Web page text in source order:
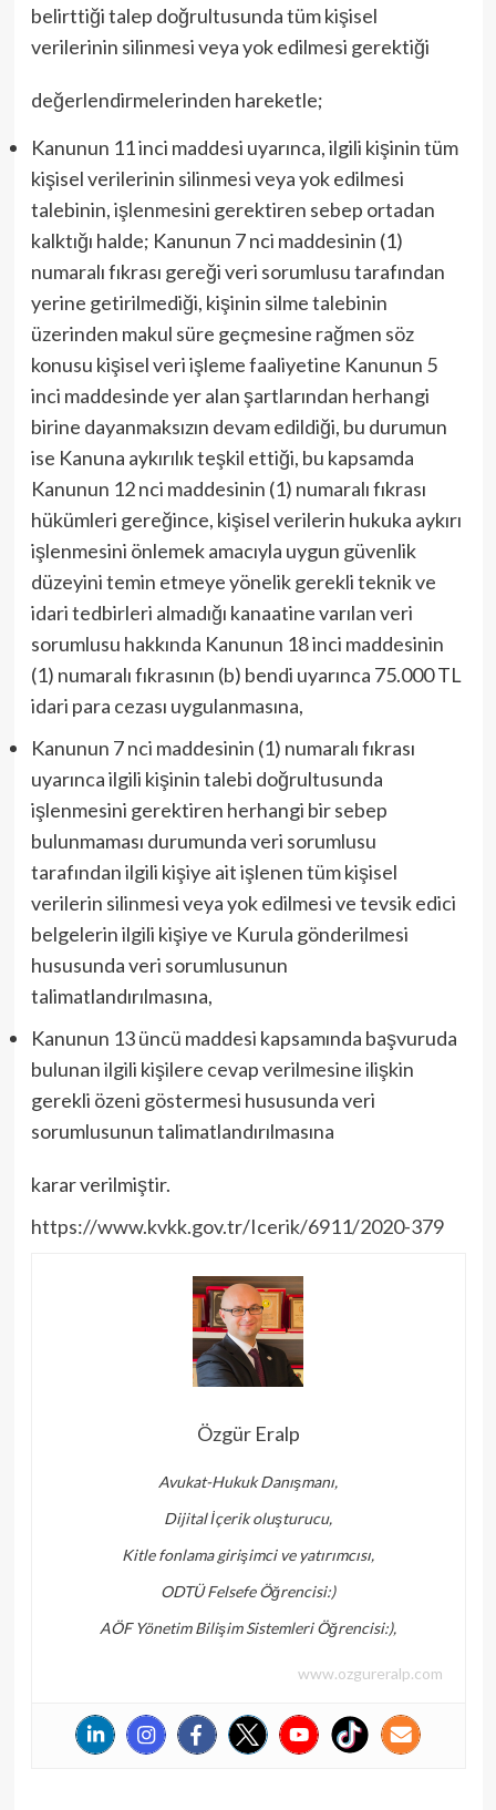
belirttiği talep doğrultusunda tüm kişisel
verilerinin silinmesi veya yok edilmesi gerektiği
değerlendirmelerinden hareketle;
Kanunun 11 inci maddesi uyarınca, ilgili kişinin tüm
kişisel verilerinin silinmesi veya yok edilmesi
talebinin, işlenmesini gerektiren sebep ortadan
kalktığı halde; Kanunun 7 nci maddesinin (1)
numaralı fıkrası gereği veri sorumlusu tarafından
yerine getirilmediği, kişinin silme talebinin
üzerinden makul süre geçmesine rağmen söz
konusu kişisel veri işleme faaliyetine Kanunun 5
inci maddesinde yer alan şartlarından herhangi
birine dayanmaksızın devam edildiği, bu durumun
ise Kanuna aykırılık teşkil ettiği, bu kapsamda
Kanunun 12 nci maddesinin (1) numaralı fıkrası
hükümleri gereğince, kişisel verilerin hukuka aykırı
işlenmesini önlemek amacıyla uygun güvenlik
düzeyini temin etmeye yönelik gerekli teknik ve
idari tedbirleri almadığı kanaatine varılan veri
sorumlusu hakkında Kanunun 18 inci maddesinin
(1) numaralı fıkrasının (b) bendi uyarınca 75.000 TL
idari para cezası uygulanmasına,
Kanunun 7 nci maddesinin (1) numaralı fıkrası
uyarınca ilgili kişinin talebi doğrultusunda
işlenmesini gerektiren herhangi bir sebep
bulunmaması durumunda veri sorumlusu
tarafından ilgili kişiye ait işlenen tüm kişisel
verilerin silinmesi veya yok edilmesi ve tevsik edici
belgelerin ilgili kişiye ve Kurula gönderilmesi
hususunda veri sorumlusunun
talimatlandırılmasına,
Kanunun 13 üncü maddesi kapsamında başvuruda
bulunan ilgili kişilere cevap verilmesine ilişkin
gerekli özeni göstermesi hususunda veri
sorumlusunun talimatlandırılmasına
karar verilmiştir.
https://www.kvkk.gov.tr/Icerik/6911/2020-379
Özgür Eralp
Avukat-Hukuk Danışmanı,
Dijital İçerik oluşturucu,
Kitle fonlama girişimci ve yatırımcısı,
ODTÜ Felsefe Öğrencisi:)
AÖF Yönetim Bilişim Sistemleri Öğrencisi:),
www.ozgureralp.com